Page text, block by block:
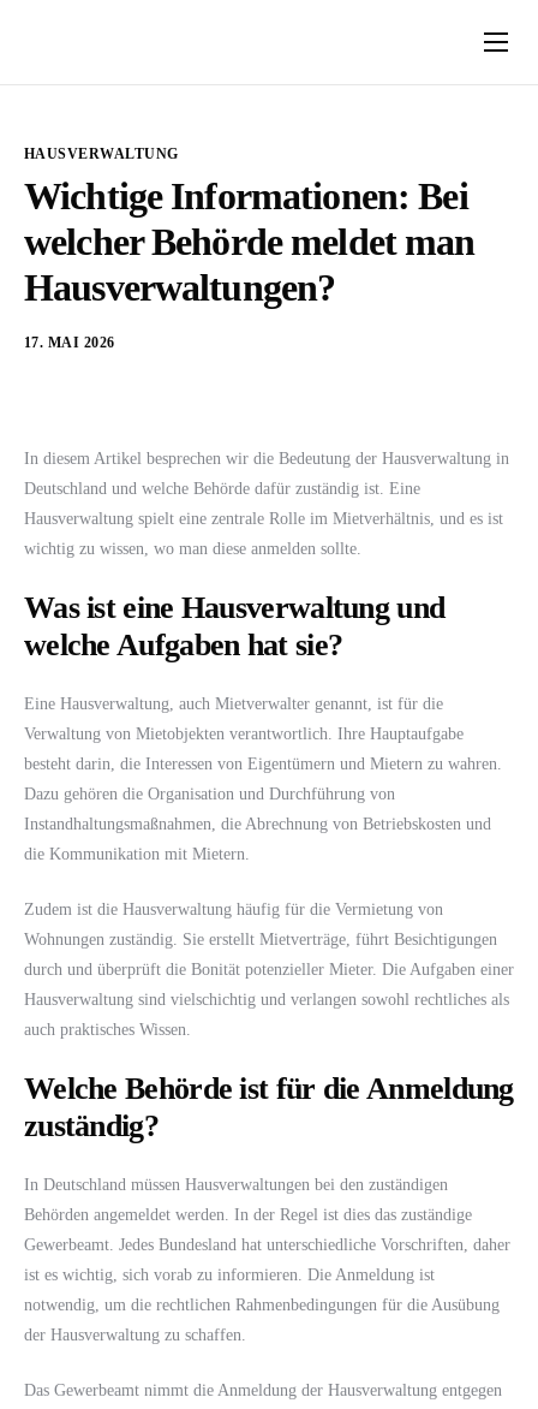
Über Uns
Ratgeber
Kontakt
HAUSVERWALTUNG
Wichtige Informationen: Bei
welcher Behörde meldet man
Hausverwaltungen?
17. MAI 2026
In diesem Artikel besprechen wir die Bedeutung der Hausverwaltung in
Deutschland und welche Behörde dafür zuständig ist. Eine
Hausverwaltung spielt eine zentrale Rolle im Mietverhältnis, und es ist
wichtig zu wissen, wo man diese anmelden sollte.
Was ist eine Hausverwaltung und
welche Aufgaben hat sie?
Eine Hausverwaltung, auch Mietverwalter genannt, ist für die
Verwaltung von Mietobjekten verantwortlich. Ihre Hauptaufgabe
besteht darin, die Interessen von Eigentümern und Mietern zu wahren.
Dazu gehören die Organisation und Durchführung von
Instandhaltungsmaßnahmen, die Abrechnung von Betriebskosten und
die Kommunikation mit Mietern.
Zudem ist die Hausverwaltung häufig für die Vermietung von
Wohnungen zuständig. Sie erstellt Mietverträge, führt Besichtigungen
durch und überprüft die Bonität potenzieller Mieter. Die Aufgaben einer
Hausverwaltung sind vielschichtig und verlangen sowohl rechtliches als
auch praktisches Wissen.
Welche Behörde ist für die Anmeldung
zuständig?
In Deutschland müssen Hausverwaltungen bei den zuständigen
Behörden angemeldet werden. In der Regel ist dies das zuständige
Gewerbeamt. Jedes Bundesland hat unterschiedliche Vorschriften, daher
ist es wichtig, sich vorab zu informieren. Die Anmeldung ist
notwendig, um die rechtlichen Rahmenbedingungen für die Ausübung
der Hausverwaltung zu schaffen.
Das Gewerbeamt nimmt die Anmeldung der Hausverwaltung entgegen